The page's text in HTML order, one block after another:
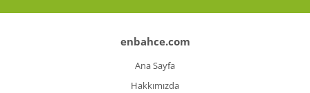
enbahce.com
Ana Sayfa
Hakkımızda